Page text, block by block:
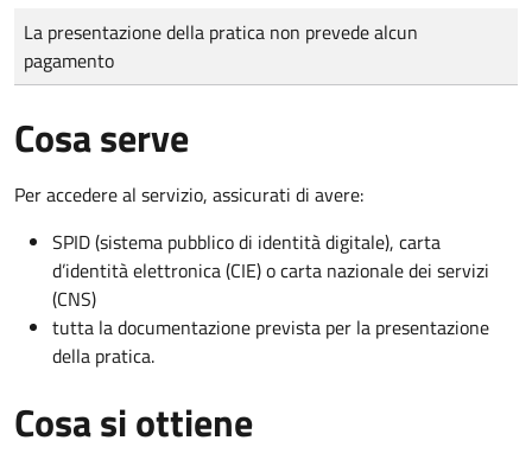
Tipo di pagamento
Importo
La presentazione della pratica non prevede alcun
pagamento
Cosa serve
Per accedere al servizio, assicurati di avere:
SPID (sistema pubblico di identità digitale), carta
d’identità elettronica (CIE) o carta nazionale dei servizi
(CNS)
tutta la documentazione prevista per la presentazione
della pratica.
Cosa si ottiene